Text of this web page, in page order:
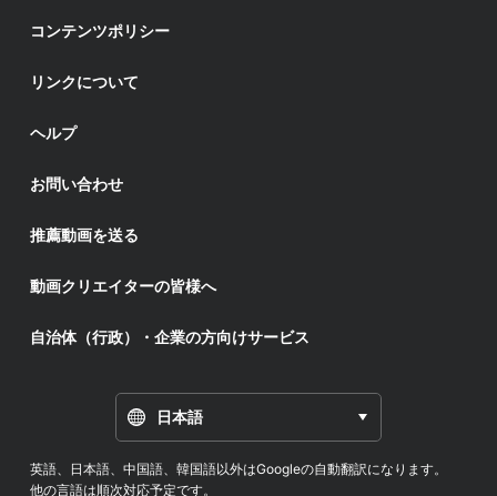
コンテンツポリシー
リンクについて
ヘルプ
お問い合わせ
推薦動画を送る
動画クリエイターの皆様へ
自治体（行政）・企業の方向けサービス
日本語
英語、日本語、中国語、韓国語以外はGoogleの自動翻訳になります。
他の言語は順次対応予定です。